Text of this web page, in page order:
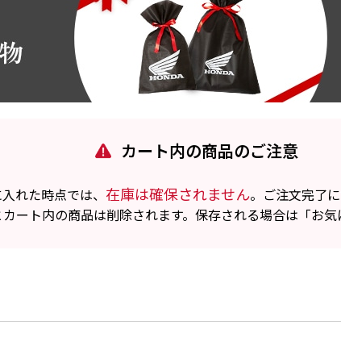
カート内の商品のご注意
れた時点では、 在庫は確保されません。ご注文完了に
ート内の商品は削除されます。保存される場合は「お気